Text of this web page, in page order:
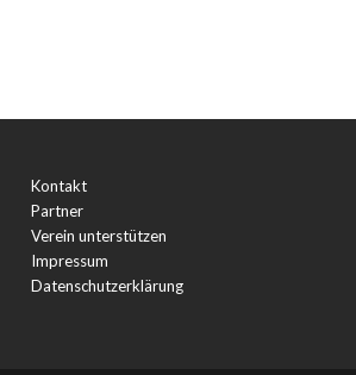
Kontakt
Partner
Verein unterstützen
Impressum
Datenschutzerklärung